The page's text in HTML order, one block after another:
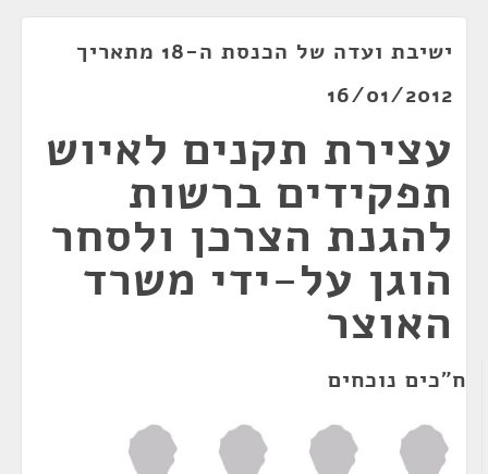
ישיבת ועדה של הכנסת ה-18 מתאריך
16/01/2012
עצירת תקנים לאיוש
תפקידים ברשות
להגנת הצרכן ולסחר
הוגן על-ידי משרד
האוצר
ח"כים נוכחים